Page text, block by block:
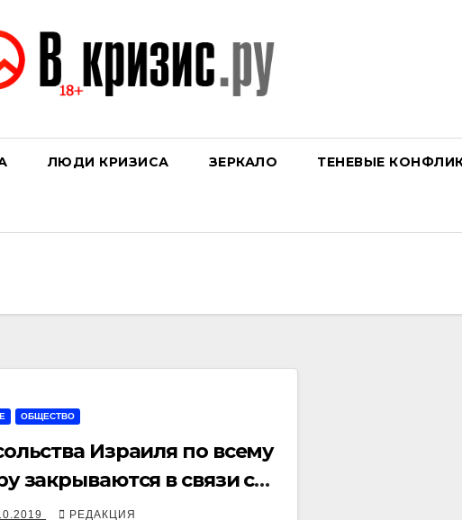
ЛЮДИ КРИЗИСА ЗЕРКАЛО ТЕНЕВЫЕ
ОБЩЕСТВО
Израиля по всему
закрываются в связи с
РЕДАКЦИЯ